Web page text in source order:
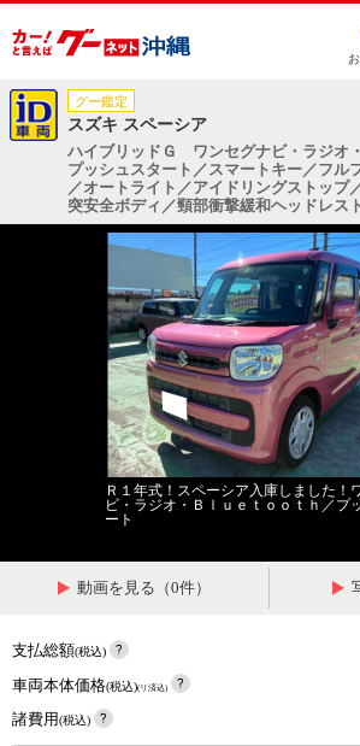
グー鑑定
スズキ スペーシア
ハイブリッドＧ ワンセグナビ・ラジオ
プッシュスタート／スマートキー／フル
／オートライト／アイドリングストップ
突安全ボディ／頸部衝撃緩和ヘッドレス
Ｒ１年式！スペーシア入庫しました！
ビ・ラジオ・Ｂｌｕｅｔｏｏｔｈ／プ
ート
動画を見る（0件）
支払総額(税込)
車両本体価格(税込)(リ済込)
諸費用(税込)